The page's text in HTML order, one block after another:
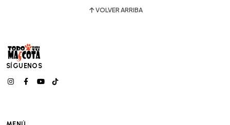
VOLVER ARRIBA
SÍGUENOS